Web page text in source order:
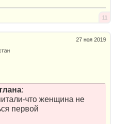
11
27 ноя 2019
:
что женщина не
первой